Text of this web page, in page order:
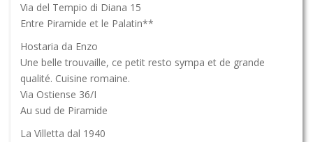
Via del Tempio di Diana 15
Entre Piramide et le Palatin**
Hostaria da Enzo
Une belle trouvaille, ce petit resto sympa et de grande
qualité. Cuisine romaine.
Via Ostiense 36/I
Au sud de Piramide
La Villetta dal 1940